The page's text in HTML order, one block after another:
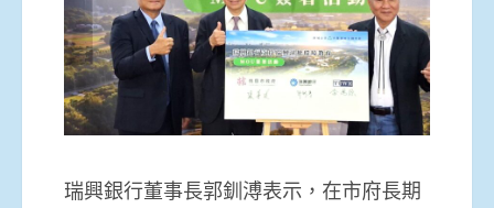
瑞興銀行董事長郭釧溥表示，在市府長期